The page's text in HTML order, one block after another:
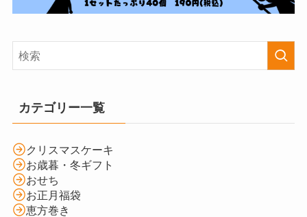
カテゴリー一覧
クリスマスケーキ
お歳暮・冬ギフト
おせち
お正月福袋
恵方巻き